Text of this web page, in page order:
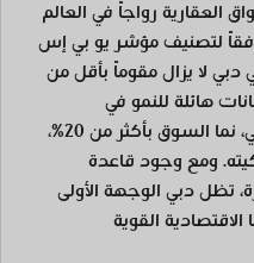
العقارية رواجاً في العالم
لتصنيف مؤشر يو بي إس
لا يزال مقوماً بأقل من
هائلة للنمو في
المستقبل. على مدار العام الماضي، نما السوق بأكثر من 20%،
ومع وجود قاعدة
تظل دبي الوجهة الأولى
القوية